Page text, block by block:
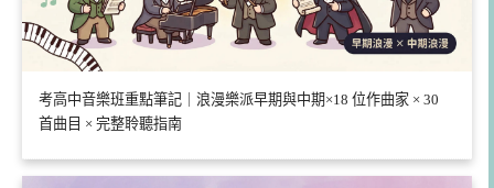
考高中音樂班重點筆記｜浪漫樂派早期與中期×18 位作曲家 × 30
首曲目 × 完整聆聽指南